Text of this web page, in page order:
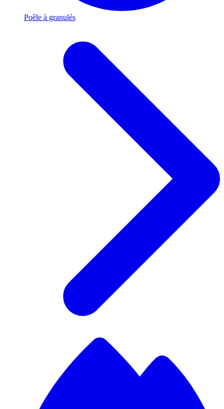
Poêle à granulés